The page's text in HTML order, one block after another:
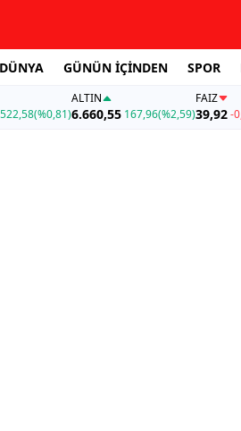
DÜNYA GÜNÜN İÇİNDEN SPOR
522,58(%0,81)
ALTIN
6.660,55 167,96(%2,59)
FAİZ
39,92-